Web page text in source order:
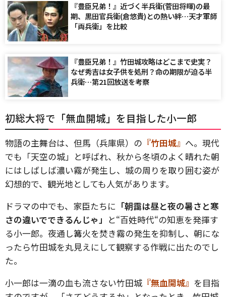
『豊臣兄弟！』近づく半兵衛(菅田将暉)の最
期、黒田官兵衛(倉悠貴)との熱い絆…天才軍師
「両兵衛」を比較
『豊臣兄弟！』竹田城攻略はどこまで史実？
なぜ秀吉は女子供を処刑？命の期限が迫る半
兵衛…第21回放送を考察
初総大将で「無血開城」を目指した小一郎
物語の主舞台は、但馬（兵庫県）の 『竹田城』 へ。現代
でも「天空の城」と呼ばれ、秋から冬頃のよく晴れた朝
にはしばしば濃い霧が発生し、城の周りを取り囲む姿が
幻想的で、観光地としても人気があります。
ドラマの中でも、家臣たちに 「朝靄は昼と夜の暑さと寒
さの違いでできるんじゃ」 と“百姓時代“の知恵を発揮す
る小一郎。夜通し篝火を焚き霧の発生を抑制し、朝にな
ったら竹田城を丸見えにして観察する作戦に出たのでし
た。
小一郎は一滴の血も流さない竹田城 『無血開城』 を目指